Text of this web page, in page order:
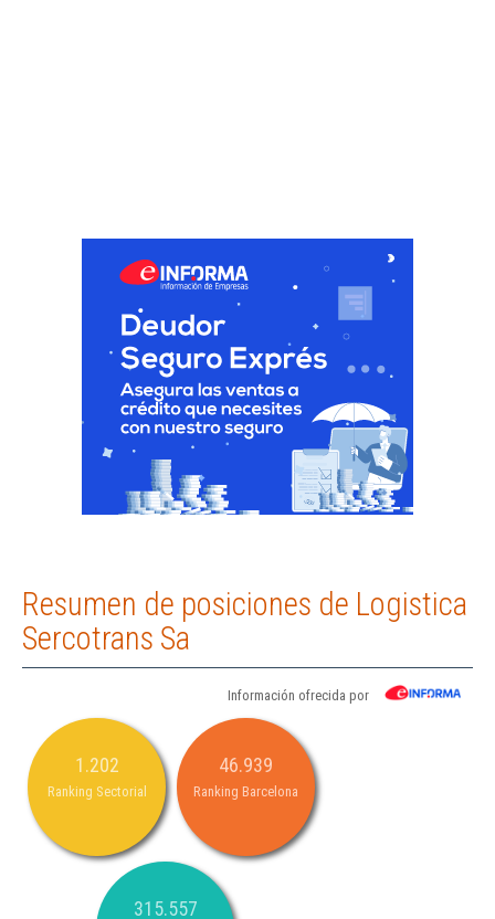
Resumen de posiciones de Logistica
Sercotrans Sa
Información ofrecida por
1.202
Ranking Sectorial
46.939
Ranking Barcelona
315.557